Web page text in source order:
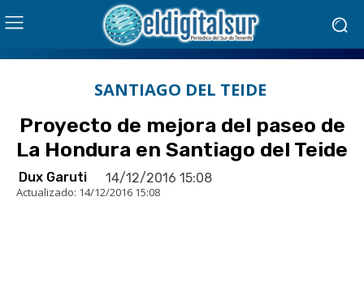
SANTIAGO DEL TEIDE
Proyecto de mejora del paseo de
La Hondura en Santiago del Teide
Dux Garuti 14/12/2016 15:08
Actualizado: 14/12/2016 15:08